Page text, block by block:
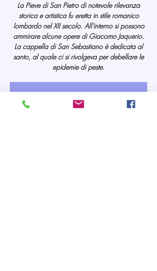
La Pieve di San Pietro di notevole rilevanza
storica e artistica fu eretta in stile romanico
lombardo nel XII secolo. All'interno si possono
ammirare alcune opere di Giacomo Jaquerio.
La cappella di San Sebastiano è dedicata al
santo, al quale ci si rivolgeva per debellare le
epidemie di peste.
La registrazione è stata chiusa
Scopri gli altri eventi